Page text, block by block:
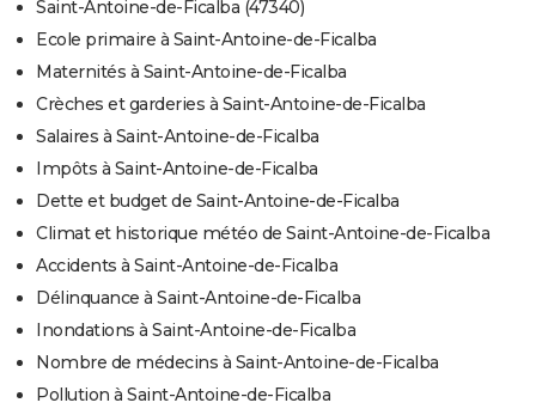
Saint-Antoine-de-Ficalba (47340)
Ecole primaire à Saint-Antoine-de-Ficalba
Maternités à Saint-Antoine-de-Ficalba
Crèches et garderies à Saint-Antoine-de-Ficalba
Salaires à Saint-Antoine-de-Ficalba
Impôts à Saint-Antoine-de-Ficalba
Dette et budget de Saint-Antoine-de-Ficalba
Climat et historique météo de Saint-Antoine-de-Ficalba
Accidents à Saint-Antoine-de-Ficalba
Délinquance à Saint-Antoine-de-Ficalba
Inondations à Saint-Antoine-de-Ficalba
Nombre de médecins à Saint-Antoine-de-Ficalba
Pollution à Saint-Antoine-de-Ficalba